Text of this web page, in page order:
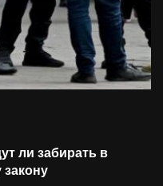
ли забирать в